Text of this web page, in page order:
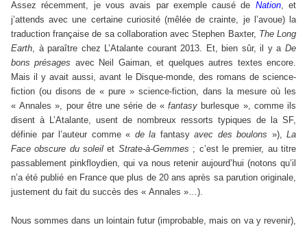
Assez récemment, je vous avais par exemple causé de Nation, et
j’attends avec une certaine curiosité (mêlée de crainte, je l’avoue) la
traduction française de sa collaboration avec Stephen Baxter, The Long
Earth, à paraître chez L’Atalante courant 2013. Et, bien sûr, il y a De
bons présages avec Neil Gaiman, et quelques autres textes encore.
Mais il y avait aussi, avant le Disque-monde, des romans de science-
fiction (ou disons de « pure » science-fiction, dans la mesure où les
« Annales », pour être une série de «fantasy burlesque », comme ils
disent à L’Atalante, usent de nombreux ressorts typiques de la SF,
définie par l’auteur comme « de la fantasy avec des boulons »), La
Face obscure du soleil et Strate-à-Gemmes ; c’est le premier, au titre
passablement pinkfloydien, qui va nous retenir aujourd’hui (notons qu’il
n’a été publié en France que plus de 20 ans après sa parution originale,
justement du fait du succès des « Annales »…).
Nous sommes dans un lointain futur (improbable, mais on va y revenir),